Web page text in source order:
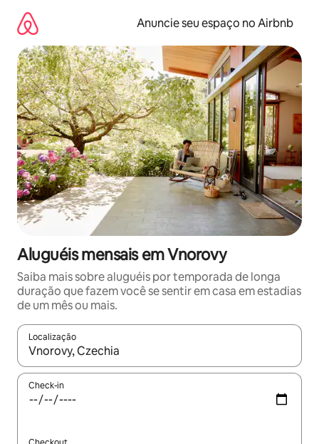
para
conteúdo
Anuncie seu espaço no Airbnb
Aluguéis mensais em Vnorovy
Saiba mais sobre aluguéis por temporada de longa
duração que fazem você se sentir em casa em estadias
de um mês ou mais.
Localização
Quando os resultados estiverem disponíveis, explore-os
Check-in